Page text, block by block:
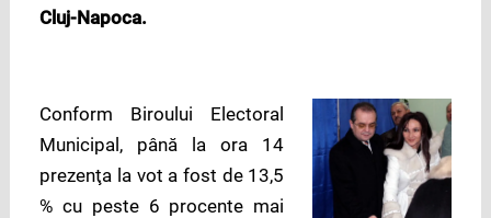
Cluj-Napoca.
Conform Biroului Electoral
Municipal, până la ora 14
prezenţa la vot a fost de 13,5
% cu peste 6 procente mai